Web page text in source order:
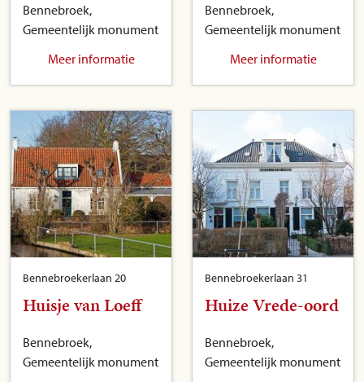
Bennebroek,
Gemeentelijk monument
Meer informatie
Bennebroek,
Gemeentelijk monument
Meer informatie
Bennebroekerlaan 20
Huisje van Loeff
Bennebroek,
Gemeentelijk monument
Bennebroekerlaan 31
Huize Vrede-oord
Bennebroek,
Gemeentelijk monument